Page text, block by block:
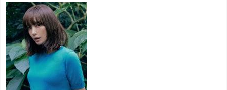
Наадмын амралтын өдрүүдэд
нийслэлийн эрүүл мэндийн
байгууллагууд дараах
хуваарийн дагуу ажиллана
2026 оны 7 сар 15 / 11 цаг 18 минут
Үндэсний их баяр наадам
эхэллээ
2026 оны 7 сар 15 / 11 цаг 14 минут